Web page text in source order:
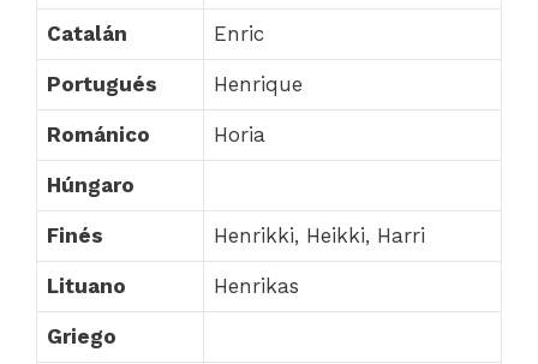
Catalán Enric
Portugués Henrique
Románico Horia
Húngaro
Finés Henrikki, Heikki, Harri
Lituano Henrikas
Griego